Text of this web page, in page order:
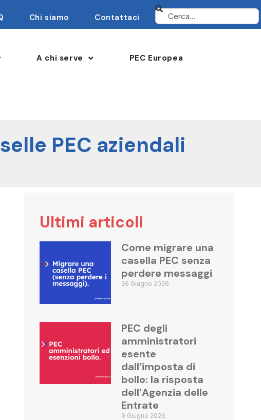
Chi siamo Contattaci
A chi serve PEC Europea
PEC aziendali
Ultimi articoli
Come migrare una
casella PEC senza
perdere messaggi
26 Giugno 2026
PEC degli
amministratori
esente
dall’imposta di
bollo: la risposta
dell’Agenzia delle
Entrate
9 Giugno 2026